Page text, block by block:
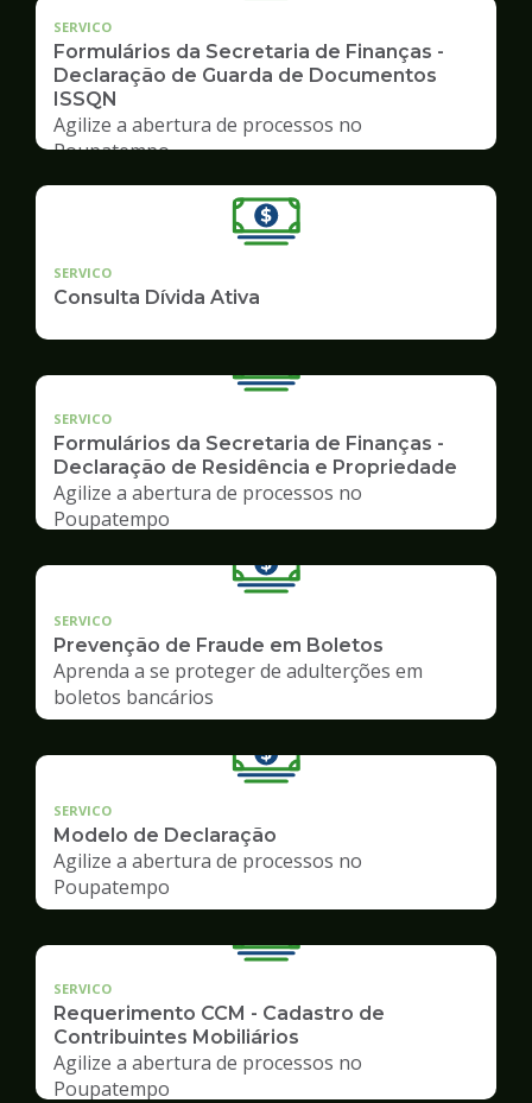
SERVICO
Formulários da Secretaria de Finanças -
Declaração de Guarda de Documentos
ISSQN
Agilize a abertura de processos no
Poupatempo
SERVICO
Consulta Dívida Ativa
SERVICO
Formulários da Secretaria de Finanças -
Declaração de Residência e Propriedade
Agilize a abertura de processos no
Poupatempo
SERVICO
Prevenção de Fraude em Boletos
Aprenda a se proteger de adulterções em
boletos bancários
SERVICO
Modelo de Declaração
Agilize a abertura de processos no
Poupatempo
SERVICO
Requerimento CCM - Cadastro de
Contribuintes Mobiliários
Agilize a abertura de processos no
Poupatempo